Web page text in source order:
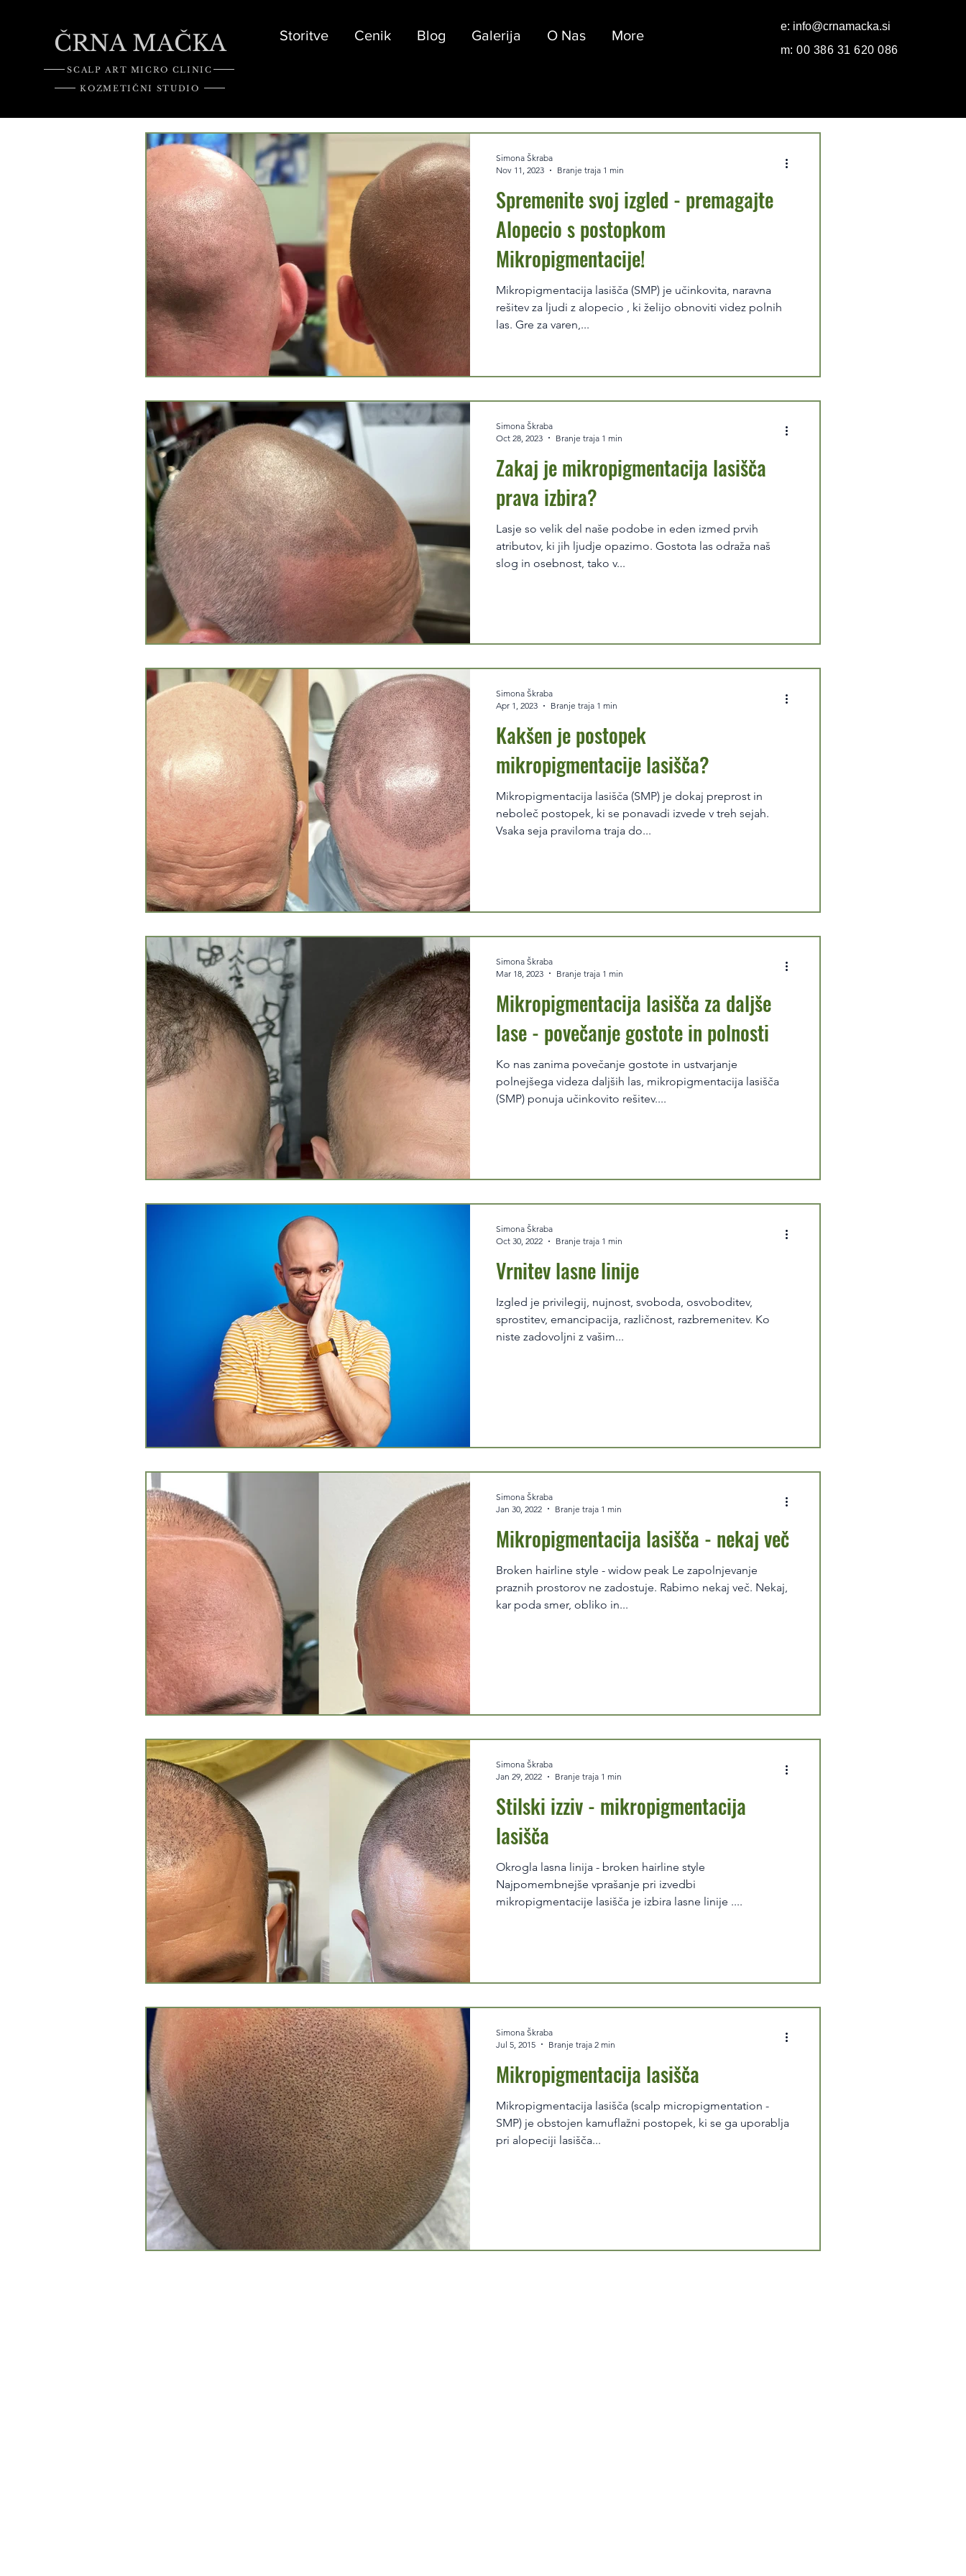
ČRNA MAČKA Storitve Cenik Blog Galerija O Nas More
e: info@crnamacka.si
m: 00 386 31 620 086
SCALP ART MICRO CLINIC
KOZMETIČNI STUDIO
Spremenite svoj izgled - premagajte
Alopecio s postopkom
Mikropigmentacije!
Mikropigmentacija lasišča (SMP) je učinkovita, naravna
rešitev za ljudi z alopecio , ki želijo obnoviti videz polnih
las. Gre za varen,...
Simona Škraba
Nov 11, 2023
Branje traja 1 min
Zakaj je mikropigmentacija lasišča
prava izbira?
Lasje so velik del naše podobe in eden izmed prvih
atributov, ki jih ljudje opazimo. Gostota las odraža naš
slog in osebnost, tako v...
Simona Škraba
Oct 28, 2023
Branje traja 1 min
Kakšen je postopek
mikropigmentacije lasišča?
Mikropigmentacija lasišča (SMP) je dokaj preprost in
neboleč postopek, ki se ponavadi izvede v treh sejah.
Vsaka seja praviloma traja do...
Simona Škraba
Apr 1, 2023
Branje traja 1 min
Mikropigmentacija lasišča za daljše
lase - povečanje gostote in polnosti
Ko nas zanima povečanje gostote in ustvarjanje
polnejšega videza daljših las, mikropigmentacija lasišča
(SMP) ponuja učinkovito rešitev....
Simona Škraba
Mar 18, 2023
Branje traja 1 min
Vrnitev lasne linije
Izgled je privilegij, nujnost, svoboda, osvoboditev,
sprostitev, emancipacija, različnost, razbremenitev. Ko
niste zadovoljni z vašim...
Simona Škraba
Oct 30, 2022
Branje traja 1 min
Mikropigmentacija lasišča - nekaj več
Broken hairline style - widow peak Le zapolnjevanje
praznih prostorov ne zadostuje. Rabimo nekaj več. Nekaj,
kar poda smer, obliko in...
Simona Škraba
Jan 30, 2022
Branje traja 1 min
Stilski izziv - mikropigmentacija
lasišča
Okrogla lasna linija - broken hairline style
Najpomembnejše vprašanje pri izvedbi
mikropigmentacije lasišča je izbira lasne linije ....
Simona Škraba
Jan 29, 2022
Branje traja 1 min
Mikropigmentacija lasišča
Mikropigmentacija lasišča (scalp micropigmentation -
SMP) je obstojen kamuflažni postopek, ki se ga uporablja
pri alopeciji lasišča...
Simona Škraba
Jul 5, 2015
Branje traja 2 min